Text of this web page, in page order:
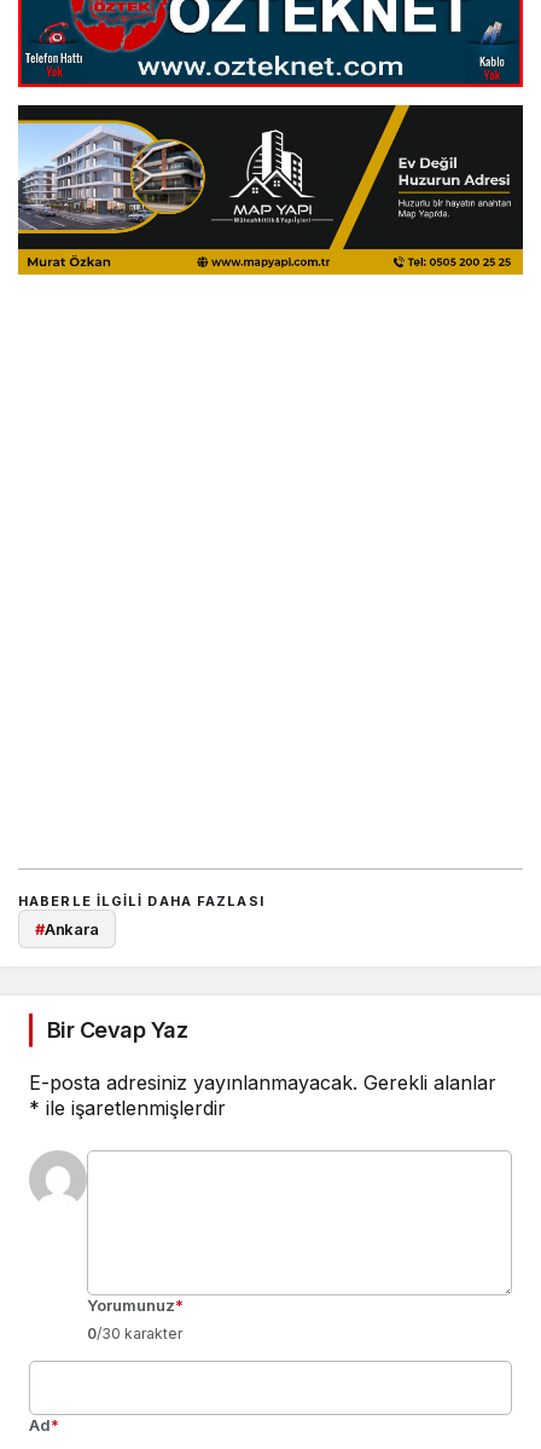
HABERLE ILGILI DAHA FAZLASI
#Ankara
Bir Cevap Yaz
E-posta adresiniz yayınlanmayacak. Gerekli alanlar
* ile işaretlenmişlerdir
Yorumunuz*
0/30 karakter
Ad*